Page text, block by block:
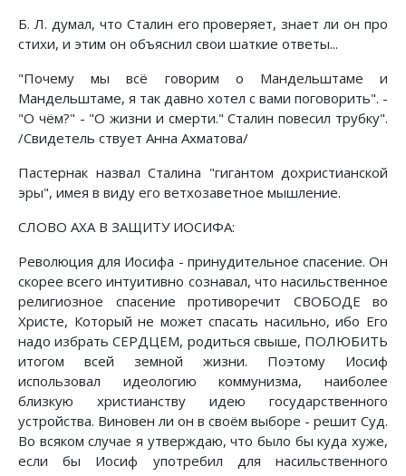
Б. Л. думал, что Сталин его проверяет, знает ли он про
стихи, и этим он объяснил свои шаткие ответы...
"Почему мы всё говорим о Мандельштаме и
Мандельштаме, я так давно хотел с вами поговорить". -
"О чём?" - "О жизни и смерти." Сталин повесил трубку".
/Свидетель ствует Анна Ахматова/
Пастернак назвал Сталина "гигантом дохристианской
эры", имея в виду его ветхозаветное мышление.
СЛОВО АХА В ЗАЩИТУ ИОСИФА:
Революция для Иосифа - принудительное спасение. Он
скорее всего интуитивно сознавал, что насильственное
религиозное спасение противоречит СВОБОДЕ во
Христе, Который не может спасать насильно, ибо Его
надо избрать СЕРДЦЕМ, родиться свыше, ПОЛЮБИТЬ
итогом всей земной жизни. Поэтому Иосиф
использовал идеологию коммунизма, наиболее
близкую христианству идею государственного
устройства. Виновен ли он в своём выборе - решит Суд.
Во всяком случае я утверждаю, что было бы куда хуже,
если бы Иосиф употребил для насильственного